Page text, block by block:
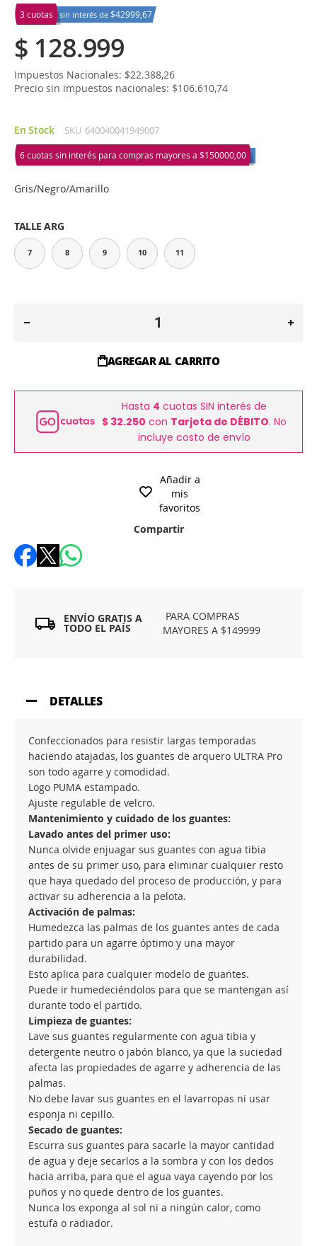
3 cuotas sin interés de $42999,67
$ 128.999
Impuestos Nacionales: $22.388,26
Precio sin impuestos nacionales: $106.610,74
En Stock SKU 640040041949007
6 cuotas sin interés para compras mayores a $150000,00
Gris/Negro/Amarillo
TALLE ARG
7 8 9 10 11
AGREGAR AL CARRITO
Hasta 4 cuotas SIN interés de
$ 32.250 con Tarjeta de DÉBITO. No
incluye costo de envío
Añadir a
mis
favoritos
Compartir
ENVÍO GRATIS A
TODO EL PAÍS
PARA COMPRAS
MAYORES A $149999
DETALLES
Confeccionados para resistir largas temporadas
haciendo atajadas, los guantes de arquero ULTRA Pro
son todo agarre y comodidad.
Logo PUMA estampado.
Ajuste regulable de velcro.
Mantenimiento y cuidado de los guantes:
Lavado antes del primer uso:
Nunca olvide enjuagar sus guantes con agua tibia
antes de su primer uso, para eliminar cualquier resto
que haya quedado del proceso de producción, y para
activar su adherencia a la pelota.
Activación de palmas:
Humedezca las palmas de los guantes antes de cada
partido para un agarre óptimo y una mayor
durabilidad.
Esto aplica para cualquier modelo de guantes.
Puede ir humedeciéndolos para que se mantengan así
durante todo el partido.
Limpieza de guantes:
Lave sus guantes regularmente con agua tibia y
detergente neutro o jabón blanco, ya que la suciedad
afecta las propiedades de agarre y adherencia de las
palmas.
No debe lavar sus guantes en el lavarropas ni usar
esponja ni cepillo.
Secado de guantes:
Escurra sus guantes para sacarle la mayor cantidad
de agua y deje secarlos a la sombra y con los dedos
hacia arriba, para que el agua vaya cayendo por los
puños y no quede dentro de los guantes.
Nunca los exponga al sol ni a ningún calor, como
estufa o radiador.